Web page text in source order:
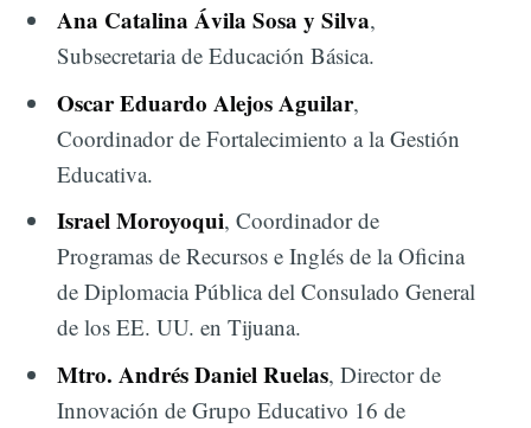
Ana Catalina Ávila Sosa y Silva,
Subsecretaria de Educación Básica.
Oscar Eduardo Alejos Aguilar,
Coordinador de Fortalecimiento a la Gestión
Educativa.
Israel Moroyoqui, Coordinador de
Programas de Recursos e Inglés de la Oficina
de Diplomacia Pública del Consulado General
de los EE. UU. en Tijuana.
Mtro. Andrés Daniel Ruelas, Director de
Innovación de Grupo Educativo 16 de